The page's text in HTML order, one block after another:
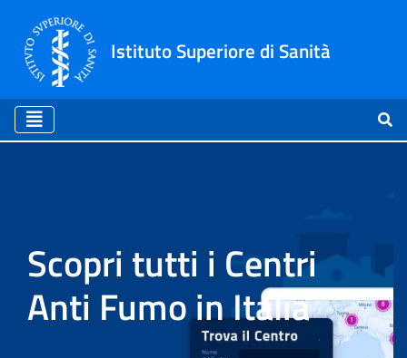
Istituto Superiore di Sanità
Home
Scopri tutti i Centri
Anti Fumo in Italia